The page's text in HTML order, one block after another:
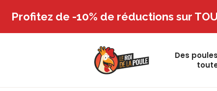
Profitez de -10% de réductions sur
Des